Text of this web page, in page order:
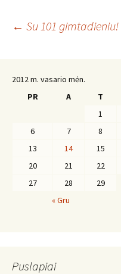
Įrašo
navigacija
← Su 101 gimtadieniu!
2012 m. vasario mėn.
PR
A T
1
6
7 8
13
14 15
20
21 22
27
28
29
« Gru
Puslapiai